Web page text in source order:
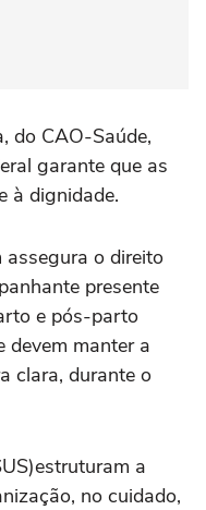
do CAO-Saúde,
garante que as
à dignidade.
o direito
presente
e pós-parto
devem manter a
clara, durante o
a
no cuidado,